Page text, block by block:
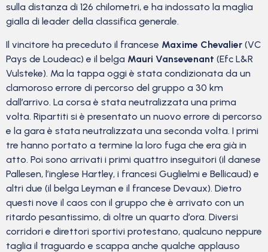
sulla distanza di 126 chilometri, e ha indossato la maglia
gialla di leader della classifica generale.
Il vincitore ha preceduto il francese Maxime Chevalier (VC
Pays de Loudeac) e il belga Mauri Vansevenant (Efc L&R
Vulsteke). Ma la tappa oggi è stata condizionata da un
clamoroso errore di percorso del gruppo a 30 km
dall’arrivo. La corsa è stata neutralizzata una prima
volta. Ripartiti si è presentato un nuovo errore di percorso
e la gara è stata neutralizzata una seconda volta. I primi
tre hanno portato a termine la loro fuga che era già in
atto. Poi sono arrivati i primi quattro inseguitori (il danese
Pallesen, l’inglese Hartley, i francesi Guglielmi e Bellicaud) e
altri due (il belga Leyman e il francese Devaux). Dietro
questi nove il caos con il gruppo che è arrivato con un
ritardo pesantissimo, di oltre un quarto d’ora. Diversi
corridori e direttori sportivi protestano, qualcuno neppure
taglia il traguardo e scappa anche qualche applauso